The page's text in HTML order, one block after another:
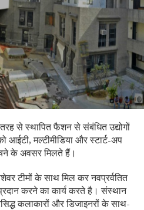
से स्थापित फैशन से संबंधित उद्योगों
आईटी, मल्टीमीडिया और स्टार्ट-अप
के अवसर मिलते हैं।
टीमों के साथ मिल कर नवप्रर्वतित
करने का कार्य करते है। संस्थान
कलाकारों और डिजाइनरों के साथ-